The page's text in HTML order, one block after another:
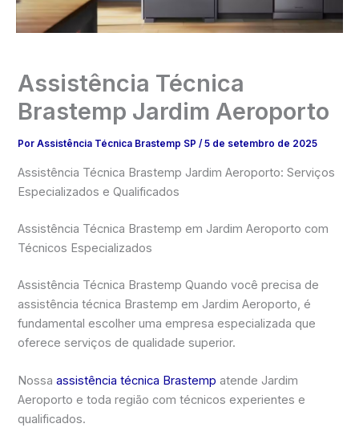
Assistência Técnica
Brastemp Jardim Aeroporto
PorAssistência Técnica Brastemp SP/5 de setembro de 2025
Assistência Técnica Brastemp Jardim Aeroporto: Serviços
Especializados e Qualificados
Assistência Técnica Brastemp em Jardim Aeroporto com
Técnicos Especializados
Assistência Técnica Brastemp Quando você precisa de
assistência técnica Brastemp em Jardim Aeroporto, é
fundamental escolher uma empresa especializada que
oferece serviços de qualidade superior.
Nossaassistência técnica Brastemp atende Jardim
Aeroporto e toda região com técnicos experientes e
qualificados.